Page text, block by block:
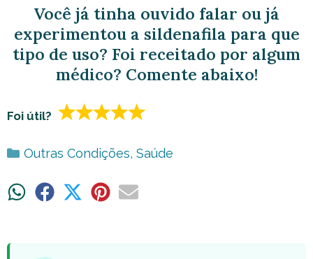
Você já tinha ouvido falar ou já
experimentou a sildenafila para que
tipo de uso? Foi receitado por algum
médico? Comente abaixo!
Foi útil?
Categorias
Outras Condições, Saúde
ShareShare ShareShareShare